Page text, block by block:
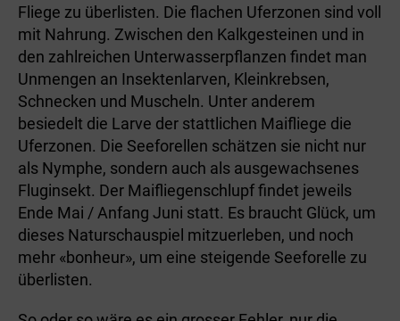
Fliege zu überlisten. Die flachen Uferzonen sind voll
mit Nahrung. Zwischen den Kalkgesteinen und in
den zahlreichen Unterwasserpflanzen findet man
Unmengen an Insektenlarven, Kleinkrebsen,
Schnecken und Muscheln. Unter anderem
besiedelt die Larve der stattlichen Maifliege die
Uferzonen. Die Seeforellen schätzen sie nicht nur
als Nymphe, sondern auch als ausgewachsenes
Fluginsekt. Der Maifliegenschlupf findet jeweils
Ende Mai / Anfang Juni statt. Es braucht Glück, um
dieses Naturschauspiel mitzuerleben, und noch
mehr «bonheur», um eine steigende Seeforelle zu
überlisten.